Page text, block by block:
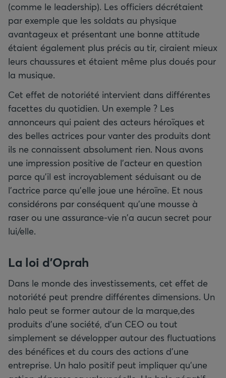
(comme le leadership). Les officiers décrétaient
par exemple que les soldats au physique
avantageux et présentant une bonne attitude
étaient également plus précis au tir, ciraient mieux
leurs chaussures et étaient même plus doués pour
la musique.
Cet effet de notoriété intervient dans différentes
facettes du quotidien. Un exemple ? Les
annonceurs qui paient des acteurs héroïques et
des belles actrices pour vanter des produits dont
ils ne connaissent absolument rien. Nous avons
une impression positive de l'acteur en question
parce qu'il est incroyablement séduisant ou de
l'actrice parce qu'elle joue une héroïne. Et nous
considérons par conséquent qu'une mousse à
raser ou une assurance-vie n'a aucun secret pour
lui/elle.
La loi d'Oprah
Dans le monde des investissements, cet effet de
notoriété peut prendre différentes dimensions. Un
halo peut se former autour de la marque,des
produits d'une société, d'un CEO ou tout
simplement se développer autour des fluctuations
des bénéfices et du cours des actions d'une
entreprise. Un halo positif peut impliquer qu'une